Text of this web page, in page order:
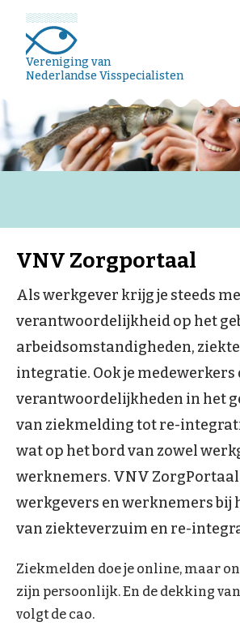
Vereniging van
Nederlandse Visspecialisten
VNV Zorgportaal
Als werkgever krijg je steeds
verantwoordelijkheid op het
arbeidsomstan­dig­heden,
integratie. Ook je medewerkers
verantwoorde­lijk­heden in het
van ziekmelding tot re-
wat op het bord van zowel
werknemers. VNV
werkgevers en werknemers bij
van ziekteverzuim en re-
Ziekmelden doe je online, maar
zijn persoonlijk. En de dekking
volgt de cao.